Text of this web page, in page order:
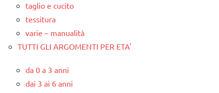
taglio e cucito
tessitura
varie – manualità
TUTTI GLI ARGOMENTI PER ETA'
da 0 a 3 anni
dai 3 ai 6 anni